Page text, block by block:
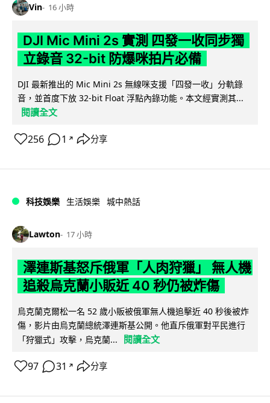
Vin 16 小時
DJI Mic Mini 2s 實測 四發一收同步獨
立錄音 32-bit 防爆咪拍片必備
DJI 最新推出的 Mic Mini 2s 無線咪支援「四發一收」分軌錄
音，並首度下放 32-bit Float 浮點內錄功能。本文經實測其...
閱讀全文
256 1 ↗ 分享
科技娛樂 生活娛樂 城中熱話
Lawton 17 小時
澤連斯基怒斥俄軍「人肉狩獵」 無人機
追殺烏克蘭小販近 40 秒仍被炸傷
烏克蘭克爾松一名 52 歲小販被俄軍無人機追擊近 40 秒後被炸
傷，影片由烏克蘭總統澤連斯基公開。他直斥俄軍對平民進行
「狩獵式」攻擊，烏克蘭...
閱讀全文
97 31 ↗ 分享